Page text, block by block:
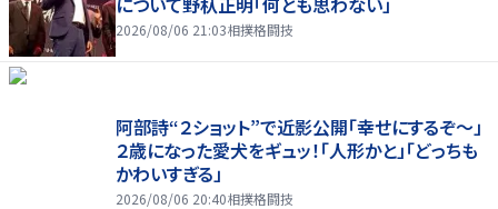
2026/08/06 21:03相撲格闘技
阿部詩“２ショット”で近影公開「幸せにするぞ〜」
２歳になった愛犬をギュッ！「人形かと」「どっちも
かわいすぎる」
2026/08/06 20:40相撲格闘技